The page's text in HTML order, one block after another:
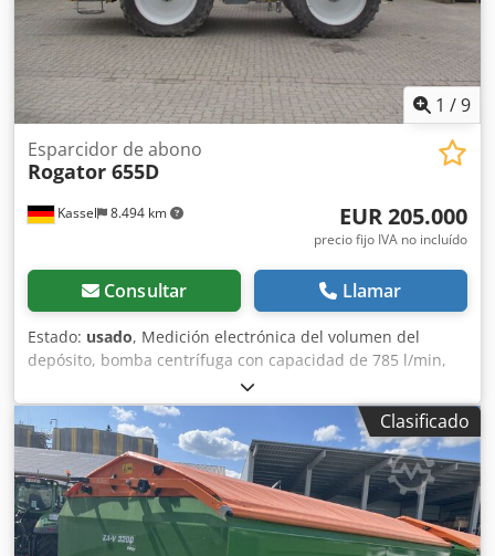
1 /9
Kassel 8.494 km
Esparcidor de abono
Rogator 655D
EUR 205.000
precio fijo IVA no incluído
Consultar Llamar
Estado: usado, Medición electrónica del volumen del
depósito, bomba centrífuga con capacidad de 785 l/min,
depósito de agua limpia de 600 l / sistema de bombeo de
alto rendimiento 600, sistema automático Opti-Flow con
medición de caudal, bomba autoaspirante / suspensión
independiente de ruedas con ajuste hidráulico de altura y
eje, faros de trabajo LED hidráulicos. Codpfxouccr Do
Aixsrf
Clasificado